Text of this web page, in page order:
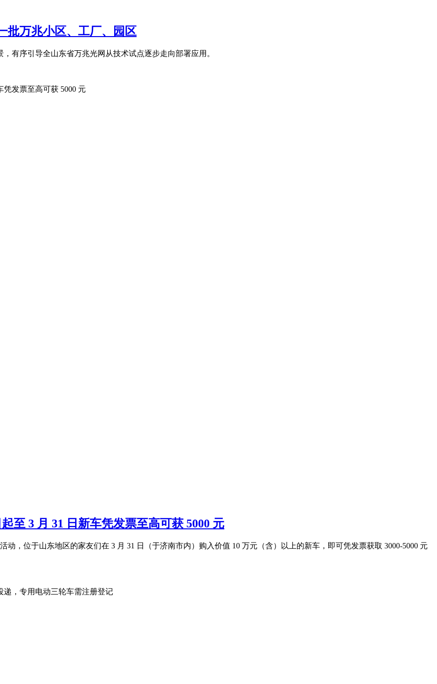
批万兆小区、工厂、园区
有序引导全山东省万兆光网从技术试点逐步走向部署应用。
至 3 月 31 日新车凭发票至高可获 5000 元
，位于山东地区的家友们在 3 月 31 日（于济南市内）购入价值 10 万元（含）以上的新车，即可凭发票获取 3000-5000 元